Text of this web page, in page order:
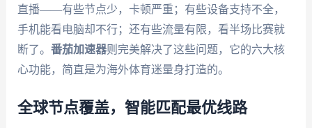
直播——有些节点少，卡顿严重；有些设备支持不全，
手机能看电脑却不行；还有些流量有限，看半场比赛就
断了。 番茄加速器则完美解决了这些问题，它的六大核
心功能，简直是为海外体育迷量身打造的。
全球节点覆盖，智能匹配最优线路